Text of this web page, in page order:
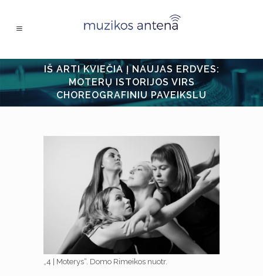
IŠ ARTI KVIEČIA Į NAUJAS ERDVES:
MOTERŲ ISTORIJOS VIRS
CHOREOGRAFINIU PAVEIKSLU
„4 | Moterys“. Domo Rimeikos nuotr.